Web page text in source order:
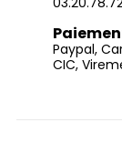
Paypal,
CIC,